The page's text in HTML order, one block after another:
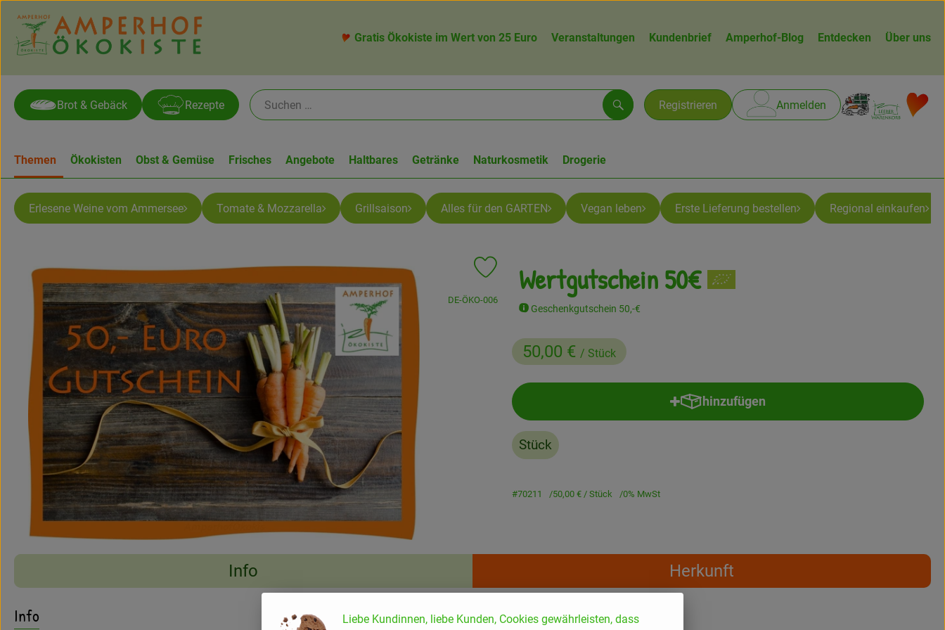
Gratis Ökokiste im Wert von 25 Euro Veranstaltungen Kundenbrief Amperhof-Blog Entdecken Über uns
Registrieren Anmelden
Suchen
Brot & Gebäck Rezepte
Themen Ökokisten Obst & Gemüse Frisches Angebote Haltbares Getränke Naturkosmetik Drogerie
Erlesene Weine vom Ammersee Tomate & Mozzarella Grillsaison Alles für den GARTEN Vegan leben Erste Lieferung bestellen Regional einkaufen
Wertgutschein 50€
Geschenkgutschein 50,-€
50,00 € / Stück
Produkt zu Favouriten hinzufügen
, Kontrollstelle:
DE-ÖKO-006
hinzufügen
Produkt zum Warenkorb hinzufügen
Stück
#70211 50,00 € / Stück 0% MwSt
Rezepte
Info Herkunft
Es wurden keine passenden Rezepte gefunden.
Info
Liebe Kundinnen, liebe Kunden, Cookies gewährleisten, dass